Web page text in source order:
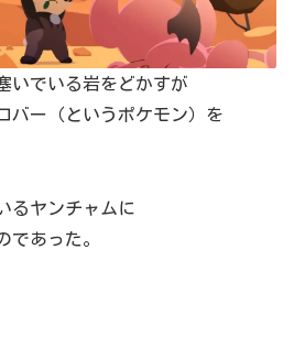
いでいる岩をどかすが
バー（というポケモン）を
るヤンチャムに
であった。